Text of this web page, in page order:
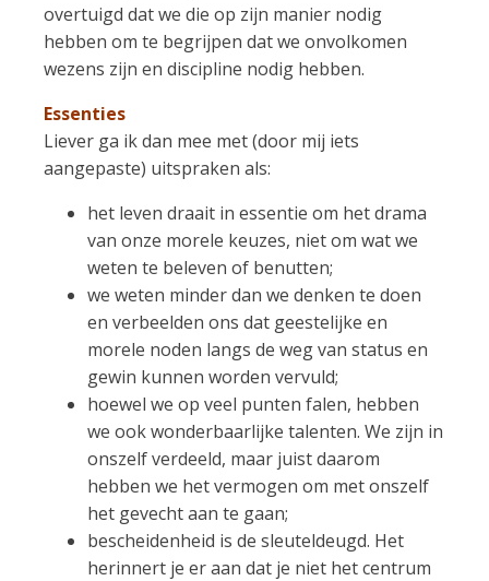
overtuigd dat we die op zijn manier nodig
hebben om te begrijpen dat we onvolkomen
wezens zijn en discipline nodig hebben.
Essenties
Liever ga ik dan mee met (door mij iets
aangepaste) uitspraken als:
het leven draait in essentie om het drama
van onze morele keuzes, niet om wat we
weten te beleven of benutten;
we weten minder dan we denken te doen
en verbeelden ons dat geestelijke en
morele noden langs de weg van status en
gewin kunnen worden vervuld;
hoewel we op veel punten falen, hebben
we ook wonderbaarlijke talenten. We zijn in
onszelf verdeeld, maar juist daarom
hebben we het vermogen om met onszelf
het gevecht aan te gaan;
bescheidenheid is de sleuteldeugd. Het
herinnert je er aan dat je niet het centrum